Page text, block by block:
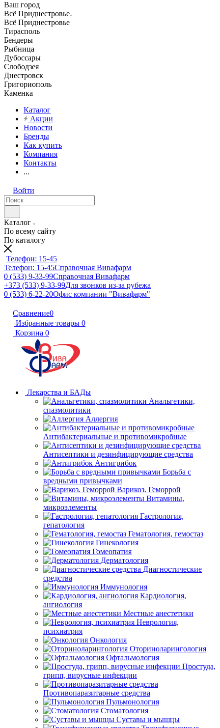
Ваш город
Всё Приднестровье
Всё Приднестровье
Тирасполь
Бендеры
Рыбница
Дубоссары
Слободзея
Днестровск
Григориополь
Каменка
Каталог
Акции
Новости
Бренды
Как купить
Компания
Контакты
...
Войти
Каталог
По всему сайту
По каталогу
Телефон: 15-45
Телефон: 15-45Справочная Вивафарм
0 (533) 9-33-99Справочная Вивафарм
+373 (533) 9-33-99Для звонков из-за рубежа
0 (533) 6-22-20Офис компании "Вивафарм"
Сравнение0
Избранные товары 0
Корзина 0
Лекарства и БАДы
Анальгетики,
спазмолитики
Аллергия
Антибактериальные и противомикробные
Антисептики и дезинфицирующие средства
Антигрибок
Борьба с
вредными привычками
Варикоз. Геморрой
Витамины,
микроэлементы
Гастрология,
гепатология
Гематология, гемостаз
Гинекология
Гомеопатия
Дерматология
Диагностические
средства
Иммунология
Кардиология,
ангиология
Местные анестетики
Неврология,
психиатрия
Онкология
Оториноларингология
Офтальмология
Простуда,
грипп, вирусные инфекции
Противопаразитарные средства
Пульмонология
Стоматология
Суставы и мышцы